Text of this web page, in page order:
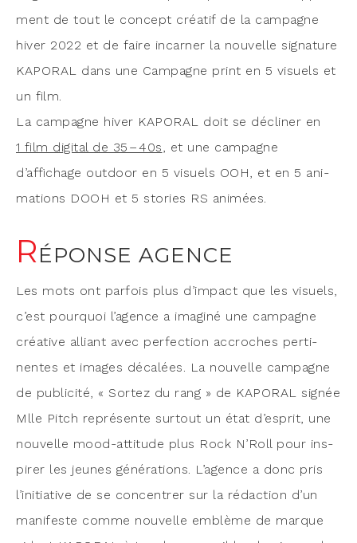
ment de tout le concept créa­tif de la cam­pagne
hiver 2022 et de faire incar­ner la nou­velle signa­ture
KAPORAL dans une Cam­pagne print en 5 visuels et
un film.
La cam­pagne hiver KAPORAL doit se décli­ner en
1 film digi­tal de 35 – 40s, et une cam­pagne
d’affichage out­door en 5 visuels OOH, et en 5 ani­
ma­tions DOOH et 5 sto­ries RS animées.
RÉPONSE AGENCE
Les mots ont par­fois plus d’impact que les visuels,
c’est pour­quoi l’agence a ima­gi­né une cam­pagne
créa­tive alliant avec per­fec­tion accroches per­ti­
nentes et images déca­lées. La nou­velle cam­pagne
de publi­ci­té, « Sor­tez du rang » de KAPORAL signée
Mlle Pitch repré­sente sur­tout un état d’esprit, une
nou­velle mood-atti­tude plus Rock N’Roll pour ins­
pi­rer les jeunes géné­ra­tions. L’agence a donc pris
l’initiative de se concen­trer sur la rédac­tion d’un
mani­feste comme nou­velle emblème de marque